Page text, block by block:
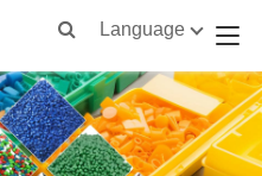
Language